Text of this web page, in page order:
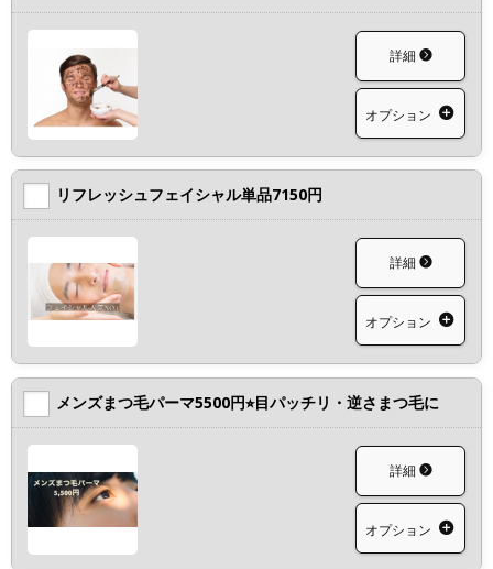
詳細
オプション
リフレッシュフェイシャル単品7150円
詳細
オプション
メンズまつ毛パーマ5500円⭐︎目パッチリ・逆さまつ毛に
詳細
オプション